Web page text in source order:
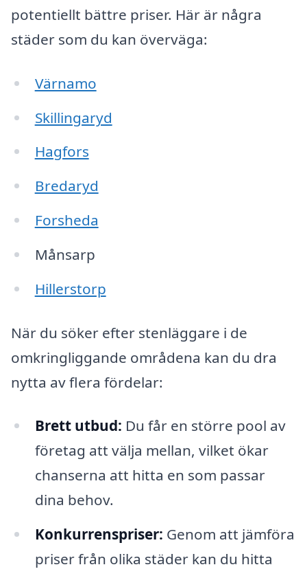
potentiellt bättre priser. Här är några
städer som du kan överväga:
Värnamo
Skillingaryd
Hagfors
Bredaryd
Forsheda
Månsarp
Hillerstorp
När du söker efter stenläggare i de
omkringliggande områdena kan du dra
nytta av flera fördelar:
Brett utbud: Du får en större pool av
företag att välja mellan, vilket ökar
chanserna att hitta en som passar
dina behov.
Konkurrenspriser: Genom att jämföra
priser från olika städer kan du hitta